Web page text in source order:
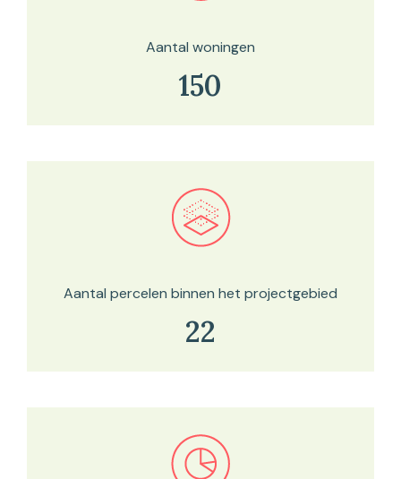
Aantal woningen
150
Bekijk in onze kaartviewer
Aantal percelen binnen het projectgebied
22